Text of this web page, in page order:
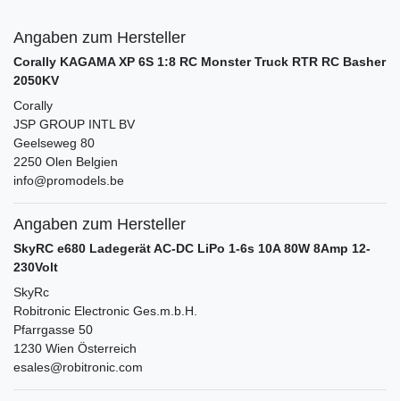
Angaben zum Hersteller
Corally KAGAMA XP 6S 1:8 RC Monster Truck RTR RC Basher
2050KV
Corally
JSP GROUP INTL BV
Geelseweg 80
2250 Olen Belgien
info@promodels.be
Angaben zum Hersteller
SkyRC e680 Ladegerät AC-DC LiPo 1-6s 10A 80W 8Amp 12-
230Volt
SkyRc
Robitronic Electronic Ges.m.b.H.
Pfarrgasse 50
1230 Wien Österreich
esales@robitronic.com